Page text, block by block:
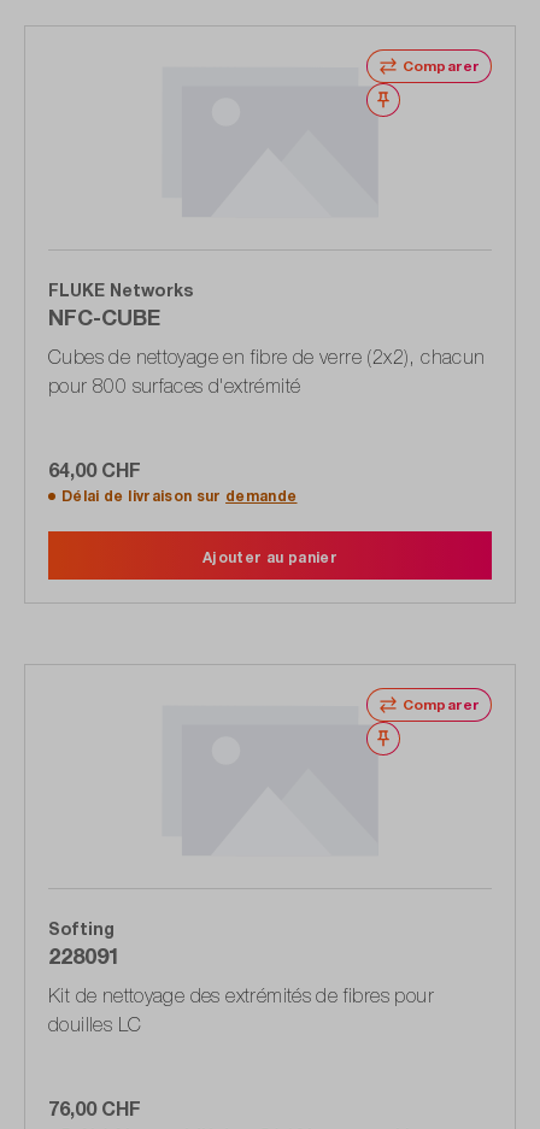
Comparer
Noter
FLUKE Networks
NFC-CUBE
Cubes de nettoyage en fibre de verre (2x2), chacun
pour 800 surfaces d'extrémité
64,00 CHF
Délai de livraison sur demande
Ajouter au panier
Comparer
Noter
Softing
228091
Kit de nettoyage des extrémités de fibres pour
douilles LC
76,00 CHF